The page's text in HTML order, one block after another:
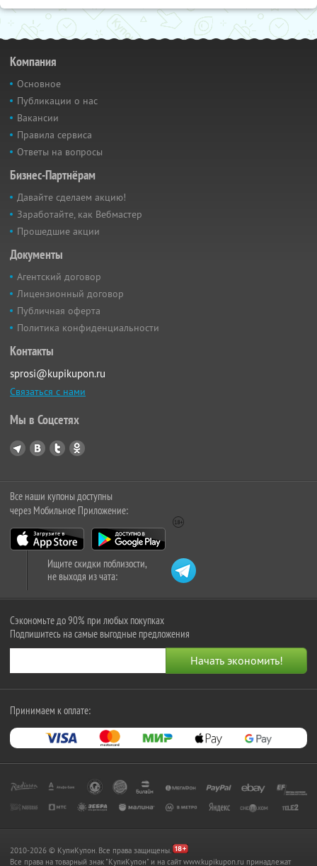
Компания
Основное
Публикации о нас
Вакансии
Правила сервиса
Ответы на вопросы
Бизнес-Партнёрам
Давайте сделаем акцию!
Заработайте, как Вебмастер
Прошедшие акции
Документы
Агентский договор
Лицензионный договор
Публичная оферта
Политика конфиденциальности
Контакты
sprosi@kupikupon.ru
Связаться с нами
Мы в Соцсетях
Все наши купоны доступны
через Мобильное Приложение:
Ищите скидки поблизости,
не выходя из чата:
Сэкономьте до 90% при любых покупках
Подпишитесь на самые выгодные предложения
Принимаем к оплате:
2010-2026 © КупиКупон. Все права защищены.
Все права на товарный знак "КупиКупон" и на сайт www.kupikupon.ru принадлежат